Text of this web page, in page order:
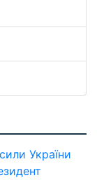
України